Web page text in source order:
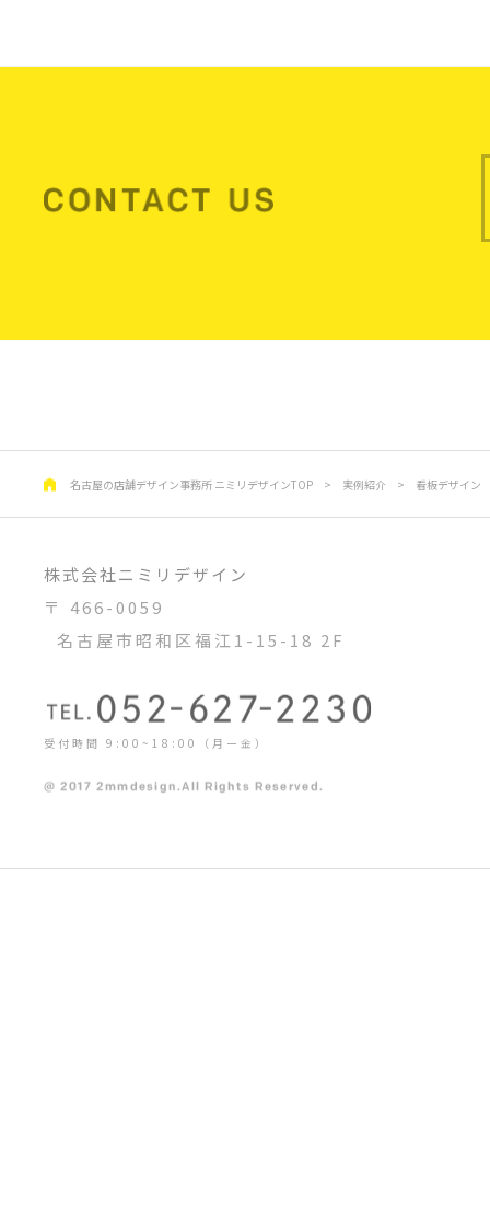
名古屋の店舗デザイン事務所 ニミリデザインTOP > 実例紹介 > 看板デザイン
株式会社ニミリデザイン
〒 466-0059
名古屋市昭和区福江1-15-18 2F
受付時間 9:00~18:00（月ー金）